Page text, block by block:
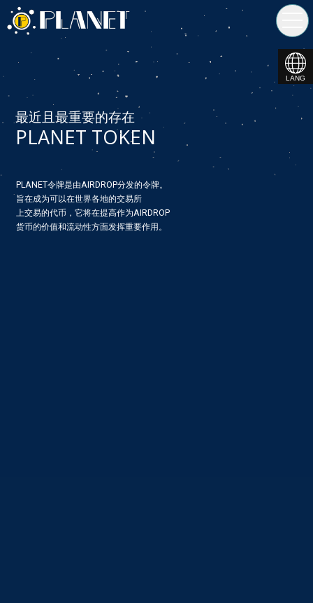
LANG
最近且最重要的存在
PLANET TOKEN
PLANET令牌是由AIRDROP分发的令牌。
旨在成为可以在世界各地的交易所
上交易的代币，它将在提高作为AIRDROP
货币的价值和流动性方面发挥重要作用。